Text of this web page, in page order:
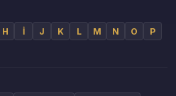
H İ J K L M N O
P